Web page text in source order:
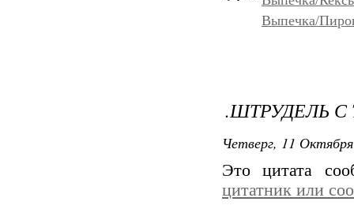
Выпечка/
.ШТРУДЕЛЬ
Четверг, 11
Это цитата
цитатник или